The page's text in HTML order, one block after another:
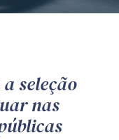
seleção
nas